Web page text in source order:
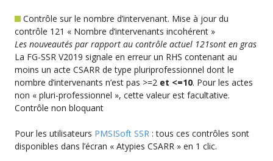
Contrôle sur le nombre d’intervenant. Mise à jour du
contrôle 121 « Nombre d’intervenants incohérent »
Les nouveautés par rapport au contrôle actuel 121sont en gras
La FG-SSR V2019 signale en erreur un RHS contenant au
moins un acte CSARR de type pluriprofessionnel dont le
nombre d’intervenants n’est pas >=2 et <=10. Pour les actes
non « pluri-professionnel », cette valeur est facultative.
Contrôle non bloquant
Pour les utilisateurs PMSISoft SSR : tous ces contrôles sont
disponibles dans l’écran « Atypies CSARR » en 1 clic.